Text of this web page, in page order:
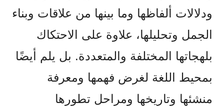
ودلالات ألفاظها وما بينها من علاقات وبناء
الجمل وتحليلها، علاوة على الاحتكاك
بلهجاتها المختلفة والمتعددة. بل يلم أيضًا
بمحيط اللغة لغرض فهمها ومعرفة
منشئها وتاريخها ومراحل تطورها